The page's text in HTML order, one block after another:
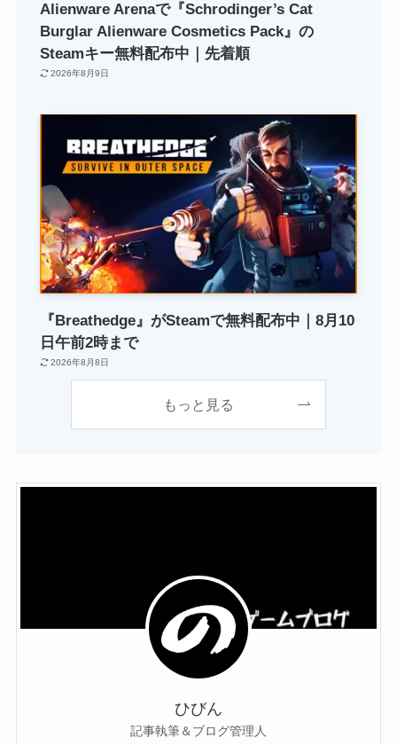
Alienware Arenaで『Schrodinger’s Cat
Burglar Alienware Cosmetics Pack』の
Steamキー無料配布中｜先着順
2026年8月9日
『Breathedge』がSteamで無料配布中｜8月10
日午前2時まで
2026年8月8日
もっと見る
ひびん
記事執筆＆ブログ管理人